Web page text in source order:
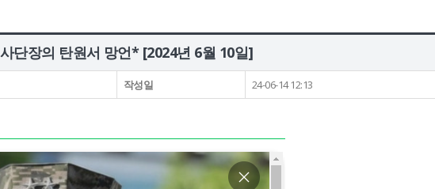
단장의 탄원서 망언* [2024년 6월 10일]
작성일 24-06-14 12:13